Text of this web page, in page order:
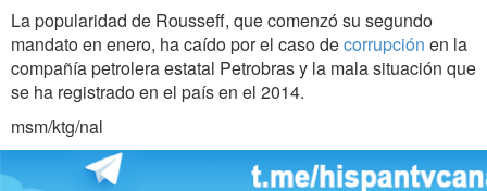
La popularidad de Rousseff, que comenzó su segundo
mandato en enero, ha caído por el caso decorrupción en la
compañía petrolera estatal Petrobras y la mala situación que
se ha registrado en el país en el 2014.
msm/ktg/nal